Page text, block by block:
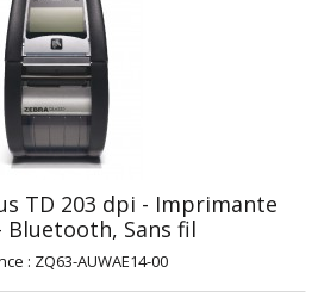
TD 203 dpi - Imprimante
Bluetooth, Sans fil
: ZQ63-AUWAE14-00